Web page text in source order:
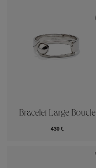
Bracelet Large Boucle
430 €